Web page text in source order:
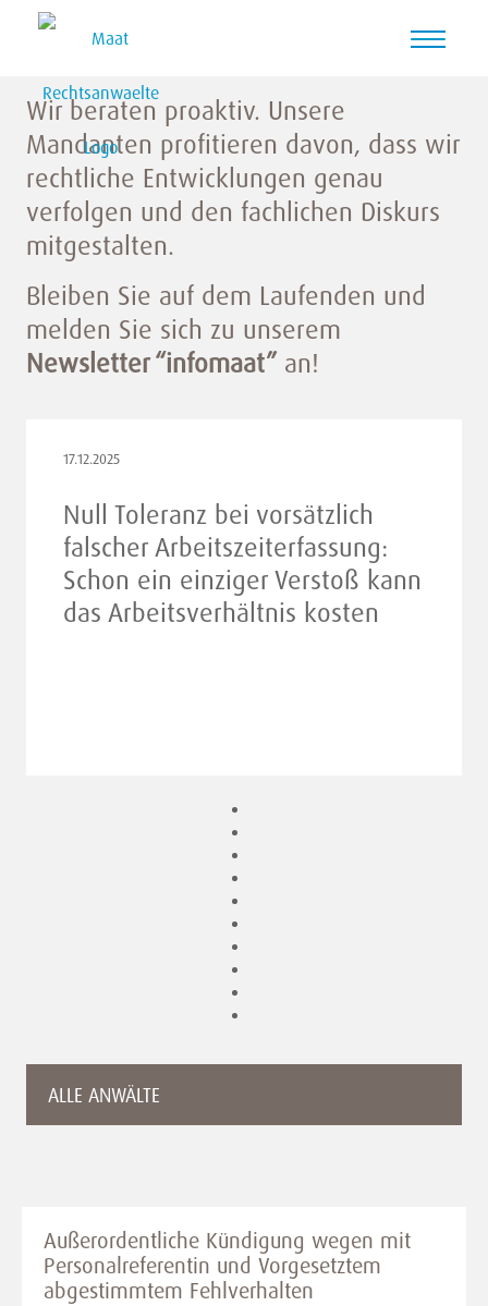
NEWS
Wir beraten proaktiv. Unsere
Mandanten profitieren davon, dass wir
rechtliche Entwicklungen genau
verfolgen und den fachlichen Diskurs
mitgestalten.
Bleiben Sie auf dem Laufenden und
melden Sie sich zu unserem
Newsletter “infomaat” an!
17.12.2025
Null Toleranz bei vorsätzlich
falscher Arbeitszeiterfassung:
Schon ein einziger Verstoß kann
das Arbeitsverhältnis kosten
ALLE ANWÄLTE
Außerordentliche Kündigung wegen mit
Personalreferentin und Vorgesetztem
abgestimmtem Fehlverhalten